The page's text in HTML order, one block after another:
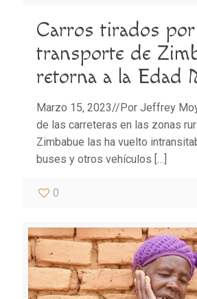
Carros tirados
transporte de
retorna a la Edad
Marzo 15, 2023//Por Jeffrey
de las carreteras en las zonas
Zimbabue las ha vuelto
buses y otros vehículos […]
0